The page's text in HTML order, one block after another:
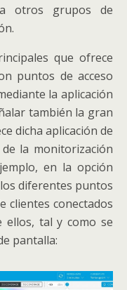
otros grupos de
que ofrece
puntos de acceso
la aplicación
también la gran
dicha aplicación de
la monitorización
en la opción
diferentes puntos
clientes conectados
ellos, tal y como se
pantalla: